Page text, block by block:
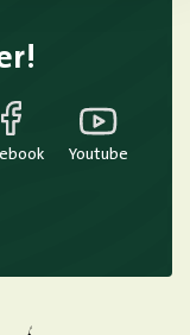
Youtube